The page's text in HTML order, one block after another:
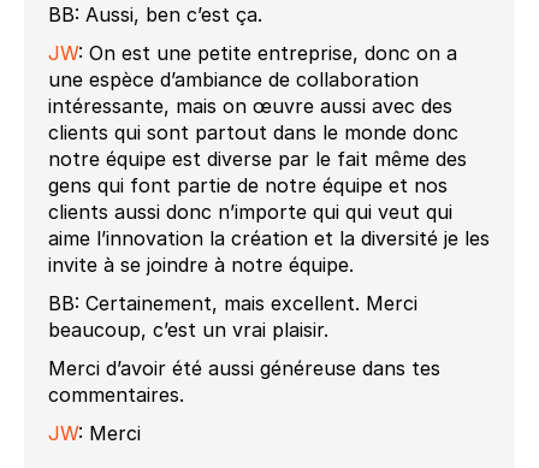
BB: Aussi, ben c’est ça.
JW: On est une petite entreprise, donc on a
une espèce d’ambiance de collaboration
intéressante, mais on œuvre aussi avec des
clients qui sont partout dans le monde donc
notre équipe est diverse par le fait même des
gens qui font partie de notre équipe et nos
clients aussi donc n’importe qui qui veut qui
aime l’innovation la création et la diversité je les
invite à se joindre à notre équipe.
BB: Certainement, mais excellent. Merci
beaucoup, c’est un vrai plaisir.
Merci d’avoir été aussi généreuse dans tes
commentaires.
JW: Merci